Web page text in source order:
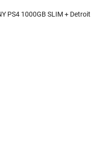
PS4 1000GB SLIM +